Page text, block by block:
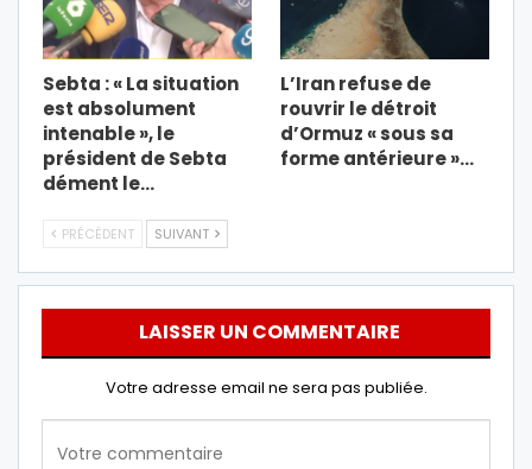
Sebta : « La situation
est absolument
intenable », le
président de Sebta
dément le…
L’Iran refuse de
rouvrir le détroit
d’Ormuz « sous sa
forme antérieure »…
PRÉCÉDENT SUIVANT
LAISSER UN COMMENTAIRE
Votre adresse email ne sera pas publiée.